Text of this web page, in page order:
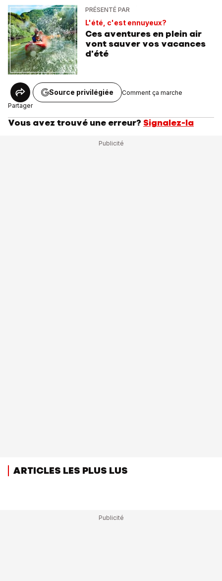
PRÉSENTÉ PAR
L'été, c'est ennuyeux?
Ces aventures en plein air
vont sauver vos vacances
d'été
Partager
Source privilégiée Comment ça marche
Vous avez trouvé une erreur? Signalez-la
ARTICLES LES PLUS LUS